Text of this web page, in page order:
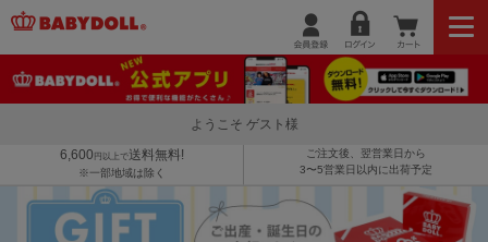
ようこそ ゲスト様
6,600 円以上で送料無料!
※一部地域は除く
ご注文後、翌営業日から
3〜5営業日以内に出荷予定